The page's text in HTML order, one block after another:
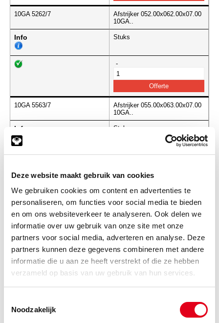
Deze website maakt gebruik van cookies
We gebruiken cookies om content en advertenties te
personaliseren, om functies voor social media te bieden
en om ons websiteverkeer te analyseren. Ook delen we
informatie over uw gebruik van onze site met onze
partners voor social media, adverteren en analyse. Deze
partners kunnen deze gegevens combineren met andere
informatie die u aan ze heeft verstrekt of die ze hebben
verzameld op basis van uw gebruik van hun services.
Noodzakelijk
10GA 5262/7
Afstrijker 052.00x062.00x07.00
10GA..
Info Stuks
-
10GA 5563/7
Afstrijker 055.00x063.00x07.00
10GA..
Info Stuks
-
10GA 5565/5/R
10GA..
Stuks
10GA 5565/7
Afstrijker 055.00x065.00x07.00
Info